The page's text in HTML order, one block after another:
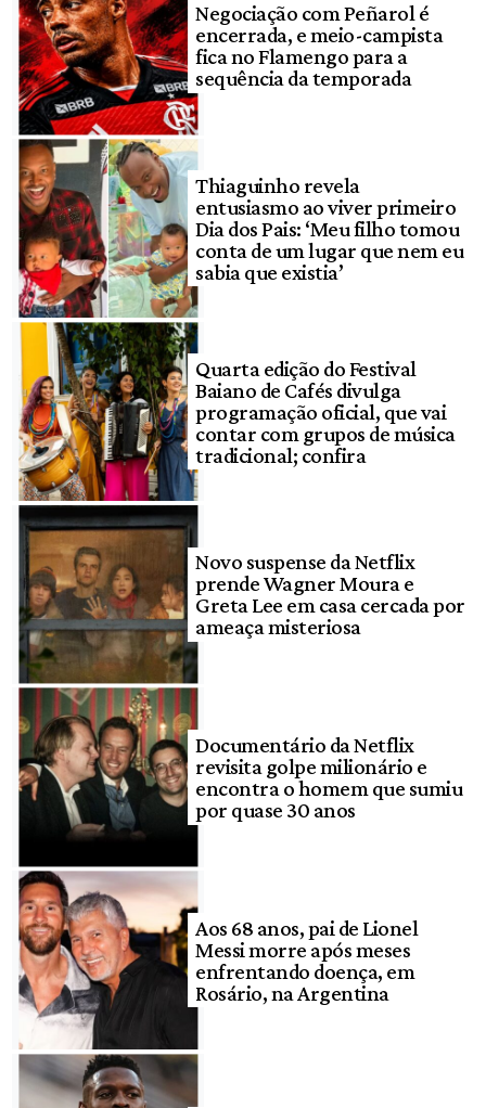
Negociação com Peñarol é
encerrada, e meio-campista
fica no Flamengo para a
sequência da temporada
Thiaguinho revela
entusiasmo ao viver primeiro
Dia dos Pais: ‘Meu filho tomou
conta de um lugar que nem eu
sabia que existia’
Quarta edição do Festival
Baiano de Cafés divulga
programação oficial, que vai
contar com grupos de música
tradicional; confira
Novo suspense da Netflix
prende Wagner Moura e
Greta Lee em casa cercada por
ameaça misteriosa
Documentário da Netflix
revisita golpe milionário e
encontra o homem que sumiu
por quase 30 anos
Aos 68 anos, pai de Lionel
Messi morre após meses
enfrentando doença, em
Rosário, na Argentina